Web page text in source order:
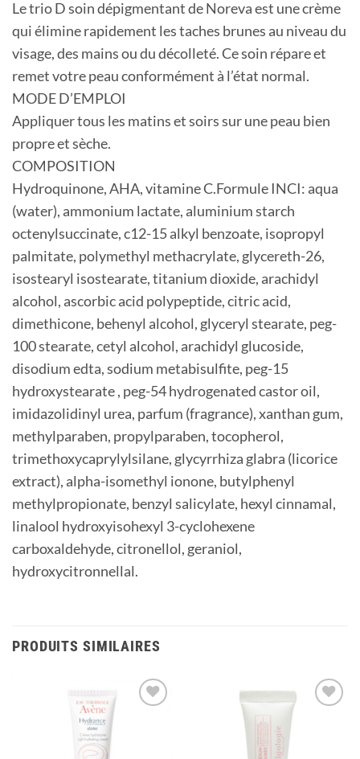
Le trio D soin dépigmentant de Noreva est une crème
qui élimine rapidement les taches brunes au niveau du
visage, des mains ou du décolleté. Ce soin répare et
remet votre peau conformément à l’état normal.
MODE D’EMPLOI
Appliquer tous les matins et soirs sur une peau bien
propre et sèche.
COMPOSITION
Hydroquinone, AHA, vitamine C.Formule INCI: aqua
(water), ammonium lactate, aluminium starch
octenylsuccinate, c12-15 alkyl benzoate, isopropyl
palmitate, polymethyl methacrylate, glycereth-26,
isostearyl isostearate, titanium dioxide, arachidyl
alcohol, ascorbic acid polypeptide, citric acid,
dimethicone, behenyl alcohol, glyceryl stearate, peg-
100 stearate, cetyl alcohol, arachidyl glucoside,
disodium edta, sodium metabisulfite, peg-15
hydroxystearate , peg-54 hydrogenated castor oil,
imidazolidinyl urea, parfum (fragrance), xanthan gum,
methylparaben, propylparaben, tocopherol,
trimethoxycaprylylsilane, glycyrrhiza glabra (licorice
extract), alpha-isomethyl ionone, butylphenyl
methylpropionate, benzyl salicylate, hexyl cinnamal,
linalool hydroxyisohexyl 3-cyclohexene
carboxaldehyde, citronellol, geraniol,
hydroxycitronnellal.
PRODUITS SIMILAIRES